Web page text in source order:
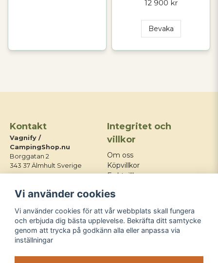
12 900 kr
Bevaka
Kontakt
Vagnify /
CampingShop.nu
Borggatan 2
343 37 Älmhult Sverige
info@campingshop.nu
Integritet och
villkor
Om oss
Köpvillkor
Fraktvillkor
Mitt konto
Kontakt
Blogg
Följ oss
Vi använder cookies
Vi använder cookies för att vår webbplats skall fungera
och erbjuda dig bästa upplevelse. Bekräfta ditt samtycke
genom att trycka på godkänn alla eller anpassa via
inställningar